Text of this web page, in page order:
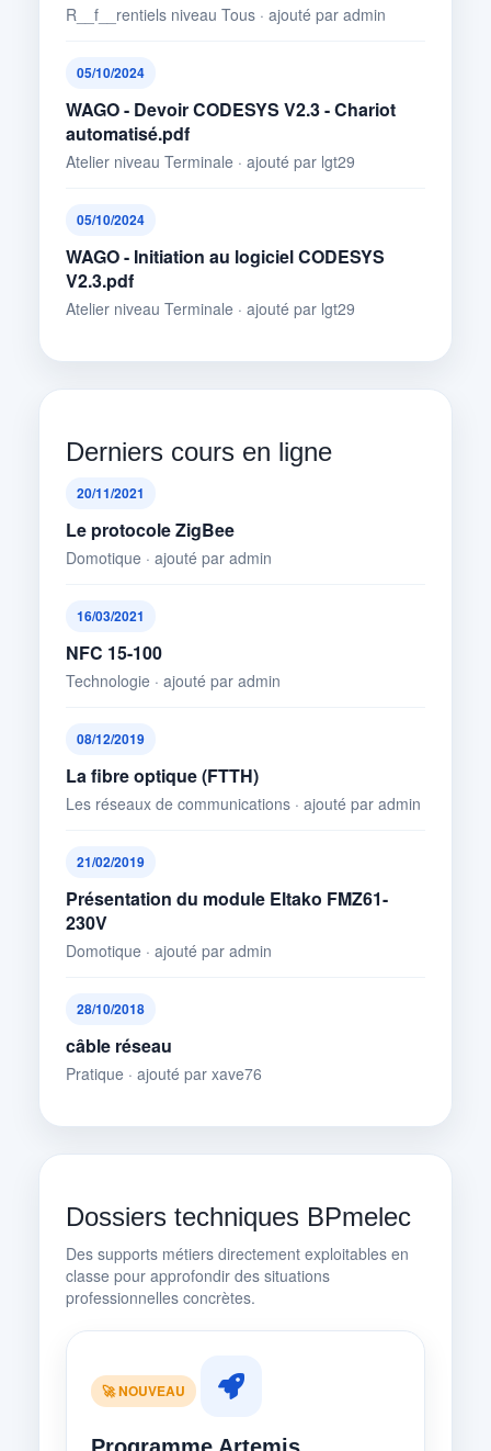
R__f__rentiels niveau Tous · ajouté par admin
05/10/2024
WAGO - Devoir CODESYS V2.3 - Chariot
automatisé.pdf
Atelier niveau Terminale · ajouté par lgt29
05/10/2024
WAGO - Initiation au logiciel CODESYS
V2.3.pdf
Atelier niveau Terminale · ajouté par lgt29
Derniers cours en ligne
20/11/2021
Le protocole ZigBee
Domotique · ajouté par admin
16/03/2021
NFC 15-100
Technologie · ajouté par admin
08/12/2019
La fibre optique (FTTH)
Les réseaux de communications · ajouté par admin
21/02/2019
Présentation du module Eltako FMZ61-
230V
Domotique · ajouté par admin
28/10/2018
câble réseau
Pratique · ajouté par xave76
Dossiers techniques BPmelec
Des supports métiers directement exploitables en
classe pour approfondir des situations
professionnelles concrètes.
🚀 NOUVEAU